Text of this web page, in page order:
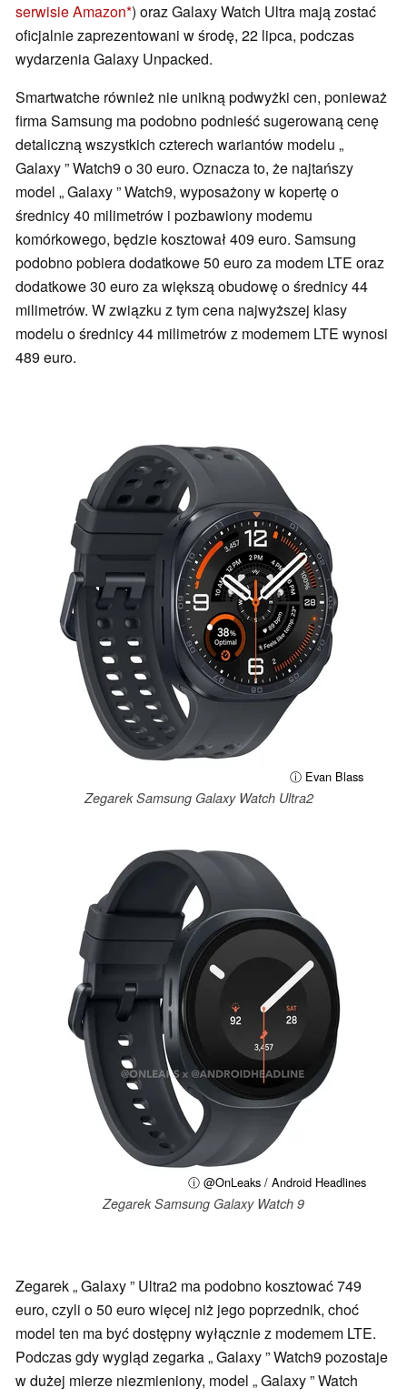
serwisie Amazon ) oraz Galaxy Watch Ultra mają zostać
oficjalnie zaprezentowani w środę, 22 lipca, podczas
wydarzenia Galaxy Unpacked.
Smartwatche również nie unikną podwyżki cen, ponieważ
firma Samsung ma podobno podnieść sugerowaną cenę
detaliczną wszystkich czterech wariantów modelu „
Galaxy ” Watch9 o 30 euro. Oznacza to, że najtańszy
model „ Galaxy ” Watch9, wyposażony w kopertę o
średnicy 40 milimetrów i pozbawiony modemu
komórkowego, będzie kosztował 409 euro. Samsung
podobno pobiera dodatkowe 50 euro za modem LTE oraz
dodatkowe 30 euro za większą obudowę o średnicy 44
milimetrów. W związku z tym cena najwyższej klasy
modelu o średnicy 44 milimetrów z modemem LTE wynosi
489 euro.
ⓘ Evan Blass
Zegarek Samsung Galaxy Watch Ultra2
ⓘ @OnLeaks / Android Headlines
Zegarek Samsung Galaxy Watch 9
Zegarek „ Galaxy ” Ultra2 ma podobno kosztować 749
euro, czyli o 50 euro więcej niż jego poprzednik, choć
model ten ma być dostępny wyłącznie z modemem LTE.
Podczas gdy wygląd zegarka „ Galaxy ” Watch9 pozostaje
w dużej mierze niezmieniony, model „ Galaxy ” Watch